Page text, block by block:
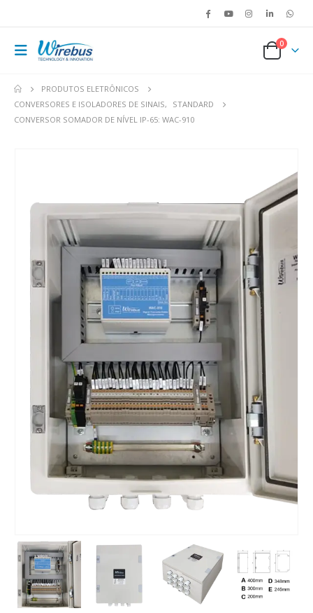
0
PRODUTOS ELETRÔNICOS
CONVERSORES E ISOLADORES DE SINAIS,
STANDARD
CONVERSOR SOMADOR DE NÍVEL IP-65: WAC-910